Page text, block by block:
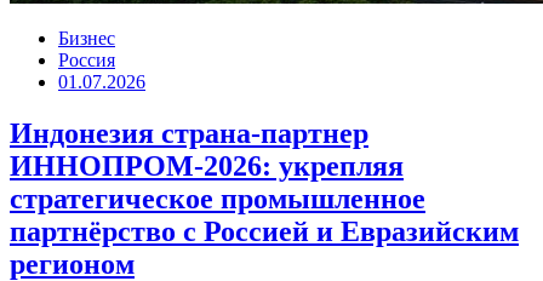
Бизнес
Россия
01.07.2026
Индонезия страна-партнер
ИННОПРОМ-2026: укрепляя
стратегическое промышленное
партнёрство с Россией и Евразийским
регионом